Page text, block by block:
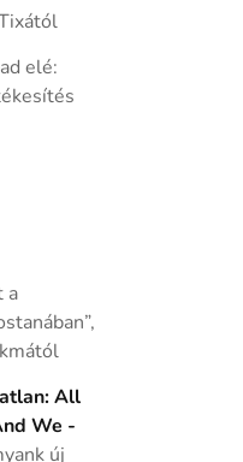
elé:
a
All
We -
új